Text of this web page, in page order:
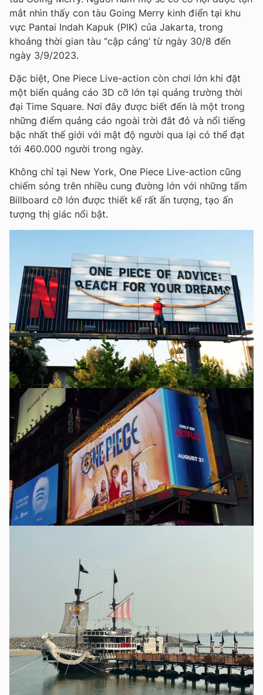
mắt nhìn thấy con tàu Going Merry kinh điển tại khu
vực Pantai Indah Kapuk (PIK) của Jakarta, trong
khoảng thời gian tàu “cập cảng’ từ ngày 30/8 đến
ngày 3/9/2023.
Đặc biệt, One Piece Live-action còn chơi lớn khi đặt
một biển quảng cáo 3D cỡ lớn tại quảng trường thời
đại Time Square. Nơi đây được biết đến là một trong
những điểm quảng cáo ngoài trời đắt đỏ và nổi tiếng
bậc nhất thế giới với mật độ người qua lại có thể đạt
tới 460.000 người trong ngày.
Không chỉ tại New York, One Piece Live-action cũng
chiếm sóng trên nhiều cung đường lớn với những tấm
Billboard cỡ lớn được thiết kế rất ấn tượng, tạo ấn
tượng thị giác nổi bật.